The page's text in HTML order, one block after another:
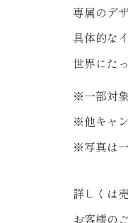
専属のデ
具体的な
世界にた
※一部対
※他キャ
※写真は一
詳しくは
お客様の